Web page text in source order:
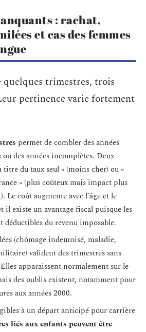
: rachat,
et cas des femmes
trimestres, trois
pertinence varie fortement
permet de combler des années
ou des années incomplètes. Deux
du taux seul » (moins cher) ou «
» (plus coûteux mais impact plus
Le coût augmente avec l’âge et le
il existe un avantage fiscal puisque les
déductibles du revenu imposable.
(chômage indemnisé, maladie,
valident des trimestres sans
apparaissent normalement sur le
des oublis existent, notamment pour
aux années 2000.
à un départ anticipé pour carrière
liés aux enfants peuvent être